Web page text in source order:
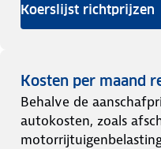
Koerslijst richtprijzen
Kosten per maand
Behalve de
autokosten, zoals